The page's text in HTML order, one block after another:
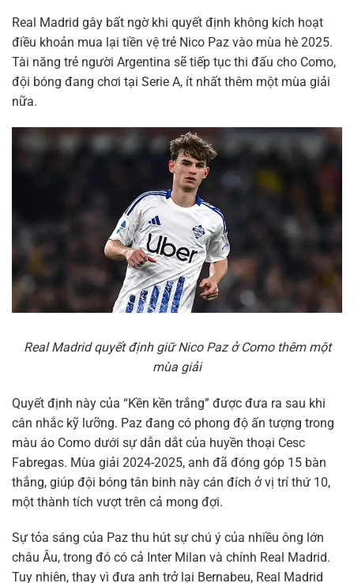
Real Madrid gây bất ngờ khi quyết định không kích hoạt
điều khoản mua lại tiền vệ trẻ Nico Paz vào mùa hè 2025.
Tài năng trẻ người Argentina sẽ tiếp tục thi đấu cho Como,
đội bóng đang chơi tại Serie A, ít nhất thêm một mùa giải
nữa.
Real Madrid quyết định giữ Nico Paz ở Como thêm một
mùa giải
Quyết định này của “Kền kền trắng” được đưa ra sau khi
cân nhắc kỹ lưỡng. Paz đang có phong độ ấn tượng trong
màu áo Como dưới sự dẫn dắt của huyền thoại Cesc
Fabregas. Mùa giải 2024-2025, anh đã đóng góp 15 bàn
thắng, giúp đội bóng tân binh này cán đích ở vị trí thứ 10,
một thành tích vượt trên cả mong đợi.
Sự tỏa sáng của Paz thu hút sự chú ý của nhiều ông lớn
châu Âu, trong đó có cả Inter Milan và chính Real Madrid.
Tuy nhiên, thay vì đưa anh trở lại Bernabeu, Real Madrid